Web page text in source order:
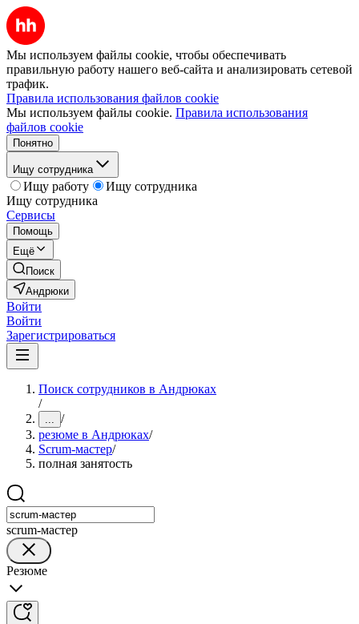
Мы используем файлы cookie, чтобы обеспечивать
правильную работу нашего веб-сайта и анализировать сетевой
трафик.
Правила использования файлов cookie
Мы используем файлы cookie. Правила использования
файлов cookie
Понятно
Ищу сотрудника
Ищу работу
Ищу сотрудника
Ищу сотрудника
Сервисы
Помощь
Ещё
Поиск
Андрюки
Войти
Войти
Зарегистрироваться
Поиск сотрудников в Андрюках
/
... /
резюме в Андрюках/
Scrum-мастер/
полная занятость
scrum-мастер
Резюме